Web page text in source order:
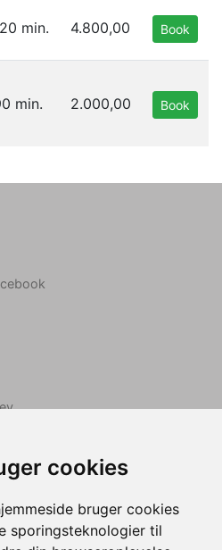
cookies
bruger cookies
sporingsteknologier til
min. 4.800,00 Book
min. 2.000,00 Book